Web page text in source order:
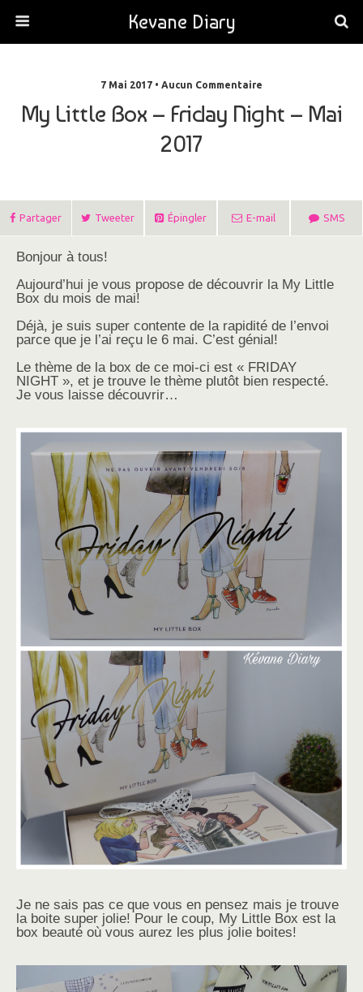
Kevane Diary
7 Mai 2017 • Aucun Commentaire
My Little Box – Friday Night – Mai
2017
Partager Tweeter Épingler E-mail SMS
Bonjour à tous!
Aujourd’hui je vous propose de découvrir la My Little
Box du mois de mai!
Déjà, je suis super contente de la rapidité de l’envoi
parce que je l’ai reçu le 6 mai. C’est génial!
Le thème de la box de ce moi-ci est « FRIDAY
NIGHT », et je trouve le thème plutôt bien respecté.
Je vous laisse découvrir…
Je ne sais pas ce que vous en pensez mais je trouve
la boite super jolie! Pour le coup, My Little Box est la
box beauté où vous aurez les plus jolie boites!